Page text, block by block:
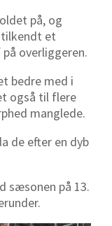
på, og
et
overliggeren.
bedre med i
også til flere
manglede.
de efter en dyb
sæsonen på 13.